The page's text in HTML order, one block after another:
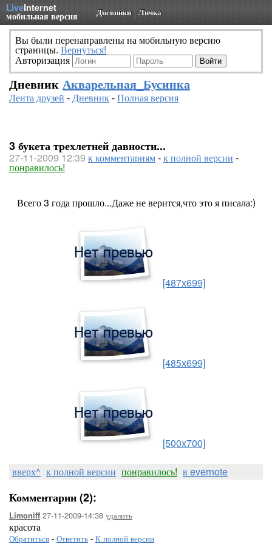
LiveInternet
мобильная версия Дневники Личка
Вы были перенаправлены на мобильную версию
страницы. Вернуться!
Авторизация
Дневник Акварельная_Бусинка
Лента друзей -Дневник-Полная версия
3 букета трехлетней давности...
27-11-2009 12:39 к комментариям-к полной версии -
понравилось!
Всего 3 года прошло...Даже не верится,что это я писала:)
[487x699]
[485x699]
[500x700]
вверх^ к полной версии понравилось! в evernote
Комментарии (2):
Limoniff 27-11-2009-14:38 удалить
красота
Обратиться - Ответить - К полной версии